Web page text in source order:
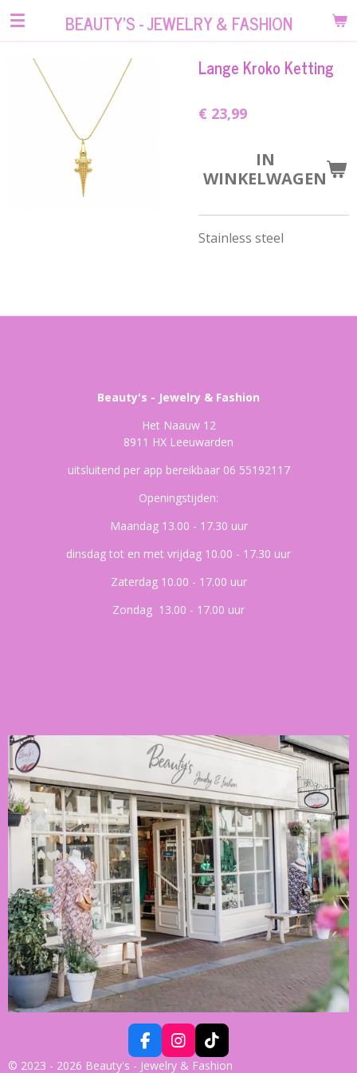
Ga
hoofdinhoud
BEAUTY'S - JEWELRY & FASHION
Lange Kroko Ketting
€ 23,99
IN
WINKELWAGEN
Stainless steel
Beauty's - Jewelry & Fashion
Het Naauw 12
8911 HX Leeuwarden
uitsluitend per app bereikbaar 06 55192117
Openingstijden:
Maandag 13.00 - 17.30 uur
dinsdag tot en met vrijdag 10.00 - 17.30 uur
Zaterdag 10.00 - 17.00 uur
Zondag 13.00 - 17.00 uur
F
A
I
N
T
I
© 2023 - 2026 Beauty's - Jewelry & Fashion